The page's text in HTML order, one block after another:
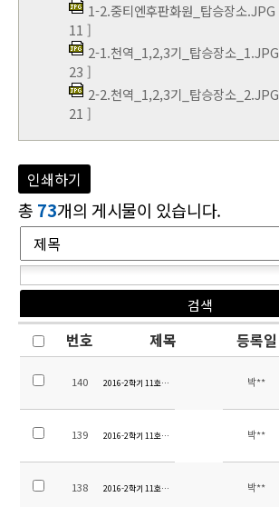
1-2.중티엔후판화원_탑승장소.JPG
11 ]
2-1.천역_1,2,3기_탑승장소_1.JPG
23 ]
2-2.천역_1,2,3기_탑승장소_2.JPG
21 ]
인쇄하기
총 73개의 게시물이 있습니다.
번호 제목 등록일
140 2016-2학기 11호차(오중,오강지역) 탑승장소 안내
박**
139 2016-2학기 11호차(신구지역) 탑승장소 안내-2박**
138 2016-2학기 11호차(신구지역) 탑승장소 안내박**